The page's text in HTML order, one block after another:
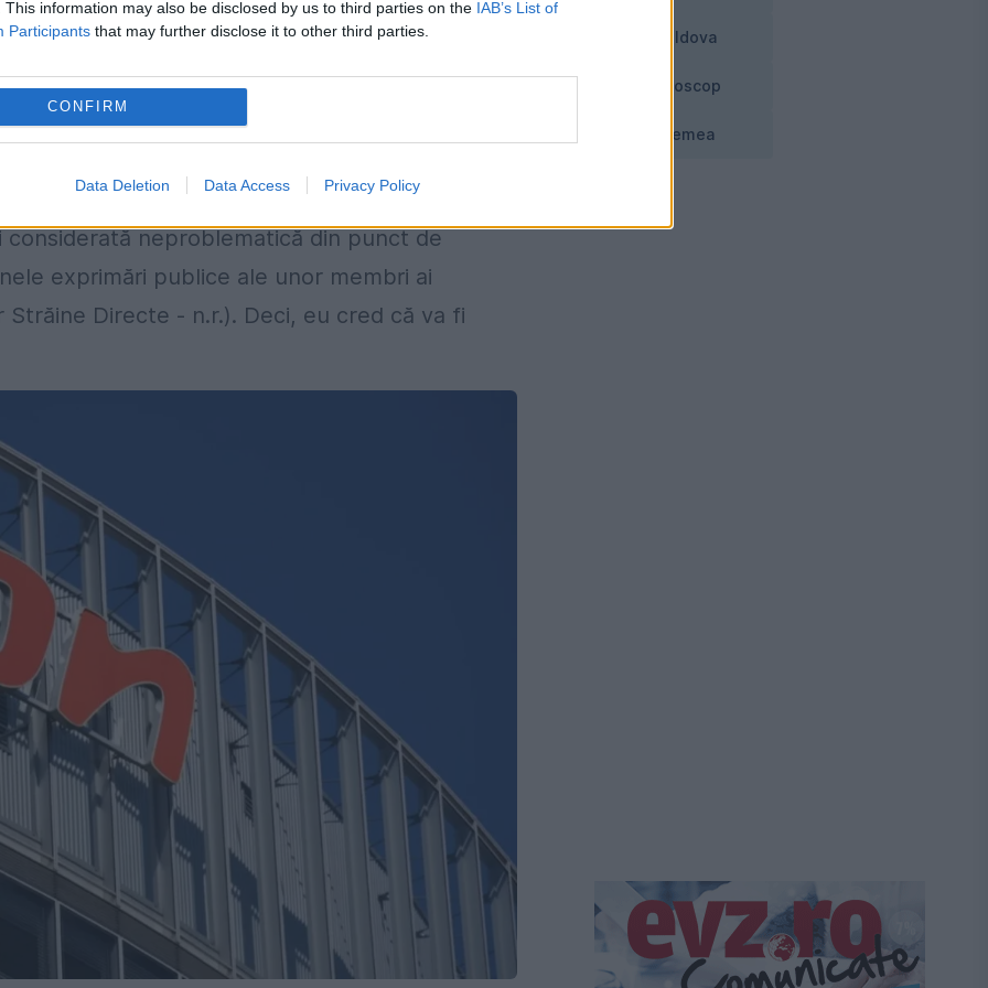
This information may also be disclosed by us to third parties on the IAB’s List of
Participants that may further disclose it to other third parties.
CONFIRM
Data Deletion Data Access Privacy Policy
investigație. Aş fi surprins dacă ea ar trece,
Adică, la CSAT când ajungem?
neproblematică din punct de
exprimări publice ale unor membri ai
Străine Directe - n.r.). Deci, eu cred că va fi
Moldova
Horoscop
Vremea